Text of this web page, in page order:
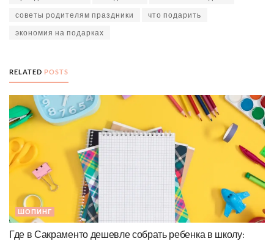
советы родителям праздники
что подарить
экономия на подарках
RELATED POSTS
ШОПИНГ
Где в Сакраменто дешевле собрать ребенка в школу: